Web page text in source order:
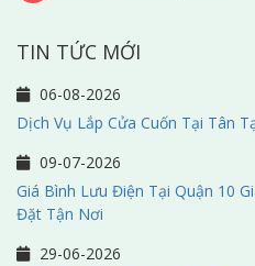
TIN TỨC MỚI
06-08-2026
Dịch Vụ Lắp Cửa Cuốn Tại Tân
09-07-2026
Giá Bình Lưu Điện Tại Quận 10
Đặt Tận Nơi
29-06-2026